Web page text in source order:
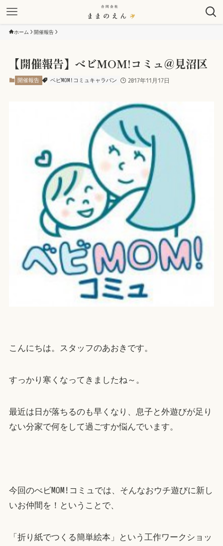
ホーム 開催報告
【開催報告】べビMOM!コミュ＠見沼区
開催報告 ベビMOM!コミュキャラバン 2017年11月17日
こんにちは。スタッフのあおきです。
すっかり寒くなってきましたね～。
最近は日が落ちるのも早くなり、息子と外遊びが足り
ない分家で何をして過ごすか悩んでいます。
今回のべビMOM!コミュでは、そんなおウチ遊びに新し
いお仲間を！ということで、
「折り紙でつくる簡単絵本」という工作ワークショッ